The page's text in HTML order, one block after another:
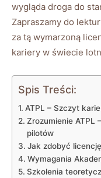
wygląda droga do
Zapraszamy do
za tą wymarzoną
kariery w świecie
Spis Treści:
ATPL – Szczyt
Zrozumienie ATPL
pilotów
Jak zdobyć
Wymagania
Szkolenia